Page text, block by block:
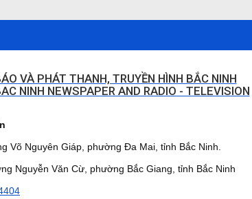
VÀ PHÁT THANH, TRUYỀN HÌNH BẮC NINH
NINH NEWSPAPER AND RADIO - TELEVISION
Võ Nguyên Giáp, phường Đa Mai, tỉnh Bắc Ninh.
Văn Cừ, phường Bắc Giang, tỉnh Bắc Ninh